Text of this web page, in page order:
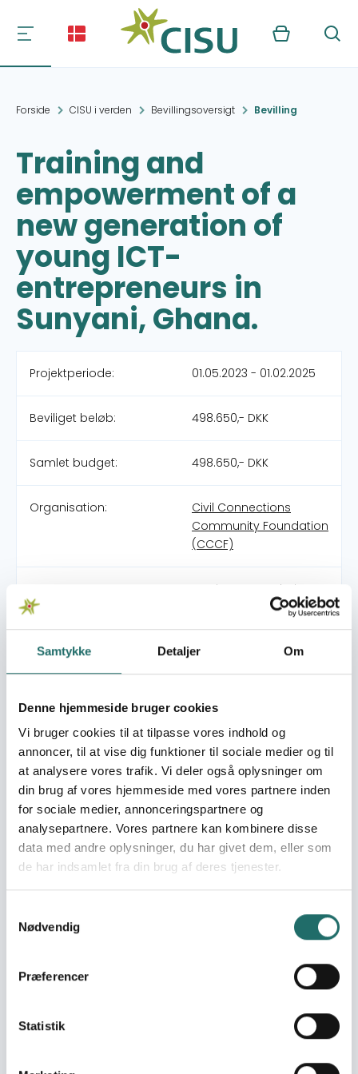
Samtykke Detaljer Om
Denne hjemmeside bruger cookies
Vi bruger cookies til at tilpasse vores indhold og
annoncer, til at vise dig funktioner til sociale medier og til
at analysere vores trafik. Vi deler også oplysninger om
din brug af vores hjemmeside med vores partnere inden
for sociale medier, annonceringspartnere og
analysepartnere. Vores partnere kan kombinere disse
data med andre oplysninger, du har givet dem, eller som
de har indsamlet fra din brug af deres tjenester.
Nødvendig
Præferencer
Statistik
Kurv Søg
Forside CISU i verden Bevillingsoversigt Bevilling
Training and
empowerment of a
new generation of
young ICT-
entrepreneurs in
Sunyani, Ghana.
Projektperiode: 01.05.2023 - 01.02.2025
Beviliget beløb: 498.650,- DKK
Samlet budget: 498.650,- DKK
Organisation:
Civil Connections
Community Foundation
(CCCF)
Inspinest Foundation
Pulje: Civilsamfundspuljen
Indsatsområde: Medborgerindsats
Mål 8: Anstændige jobs
og økonomisk vækst
Mål 10: Mindre ulighed
Mål 11: Bæredygtige
byer og lokalsamfund
Mål 17: Partnerskaber for
handling
entrepreneurial-hub-model to a new target group of
strengthening the training framework by adding a focus
on the usage of ICT tools to foster the entrepreneurship